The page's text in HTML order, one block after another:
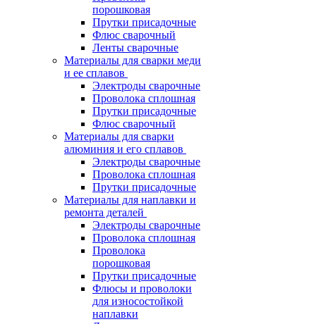
порошковая
Прутки присадочные
Флюс сварочный
Ленты сварочные
Материалы для сварки меди
и ее сплавов
Электроды сварочные
Проволока сплошная
Прутки присадочные
Флюс сварочный
Материалы для сварки
алюминия и его сплавов
Электроды сварочные
Проволока сплошная
Прутки присадочные
Материалы для наплавки и
ремонта деталей
Электроды сварочные
Проволока сплошная
Проволока
порошковая
Прутки присадочные
Флюсы и проволоки
для износостойкой
наплавки